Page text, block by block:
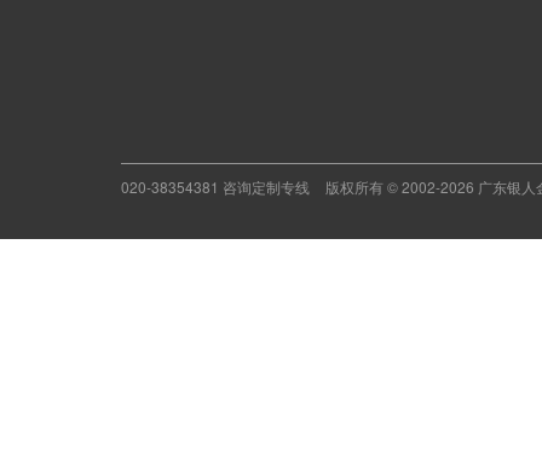
020-38354381 咨询定制专线 版权所有 © 2002-2026 广东银人